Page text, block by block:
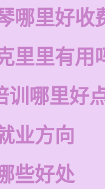
哪里好收
里里有用
训哪里好
业方向
些好处